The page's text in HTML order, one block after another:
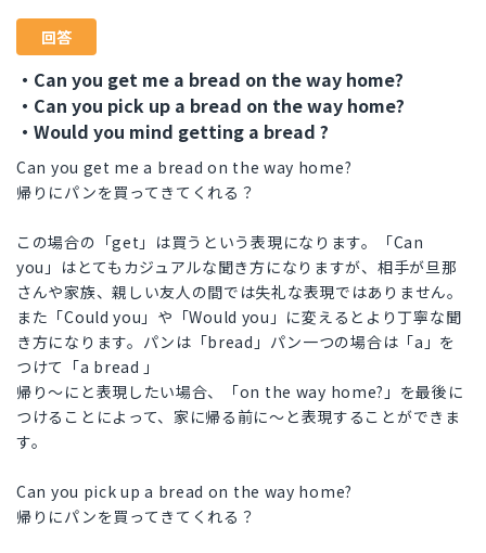
回答
・Can you get me a bread on the way home?
・Can you pick up a bread on the way home?
・Would you mind getting a bread ?
Can you get me a bread on the way home?
帰りにパンを買ってきてくれる？
この場合の「get」は買うという表現になります。「Can
you」はとてもカジュアルな聞き方になりますが、相手が旦那
さんや家族、親しい友人の間では失礼な表現ではありません。
また「Could you」や「Would you」に変えるとより丁寧な聞
き方になります。パンは「bread」パン一つの場合は「a」を
つけて「a bread 」
帰り〜にと表現したい場合、「on the way home?」を最後に
つけることによって、家に帰る前に〜と表現することができま
す。
Can you pick up a bread on the way home?
帰りにパンを買ってきてくれる？